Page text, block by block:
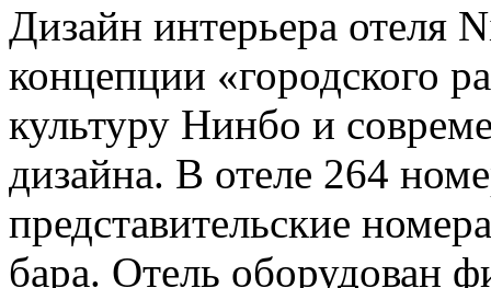
Дизайн интерьера отеля
концепции «городского
культуру Нинбо и
дизайна. В отеле 264
представительские
бара. Отель оборудован